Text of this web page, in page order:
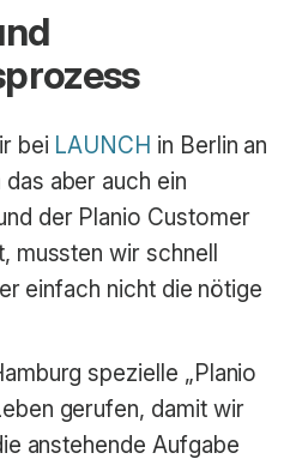
bei LAUNCH in Berlin an
aber auch ein
der Planio Customer
mussten wir schnell
einfach nicht die nötige
spezielle „Planio
gerufen, damit wir
anstehende Aufgabe